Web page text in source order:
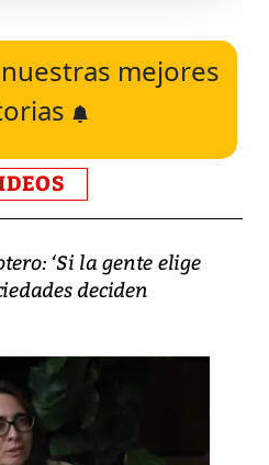
mejores
‘Si la gente elige
deciden